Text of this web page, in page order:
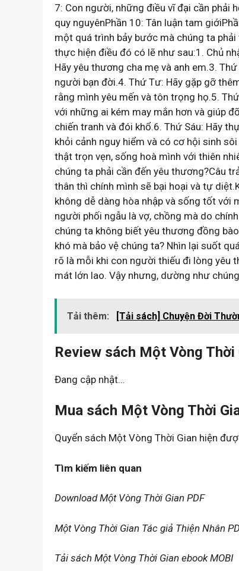
7: Con người, những điều vĩ đại cần phải
quy nguyênPhần 10: Tân luận tam
một quá trình bảy bước mà chúng ta
thực hiện điều đó có lẽ như sau:1. Chủ
Hãy yêu thương cha mẹ và anh em.3.
người bạn đời.4. Thứ Tư: Hãy gặp gỡ
rằng mình yêu mến và tôn trọng họ.5.
với những ai kém may mắn hơn và giúp
chiến tranh và đói khổ.6. Thứ Sáu: Hãy
khỏi cảnh nguy hiểm và có cơ hội sinh
thật trọn vẹn, sống hoà mình với thiên
chúng ta phải cần đến yêu thương?Câu
thân thì chính mình sẽ bại hoại và tự
không dễ dàng hòa nhập và sống tốt với
người phối ngẫu là vợ, chồng mà do
chúng ta không biết yêu thương đồng
khó mà bảo vệ chúng ta? Nhìn lại suốt
rõ là mỗi khi con người thiếu đi lòng yêu
mát lớn lao. Vậy nhưng, dường như
Tải thêm: [Tải sách] Chuyện Đời
Review sách Một Vòng Thời
Đang cập nhật…
Mua sách Một Vòng Thời
Quyển sách Một Vòng Thời Gian hiện
Tìm kiếm liên quan
Download Một Vòng Thời Gian PDF
Một Vòng Thời Gian Tác giả Thiện Nhân
Tải sách Một Vòng Thời Gian ebook MOBI